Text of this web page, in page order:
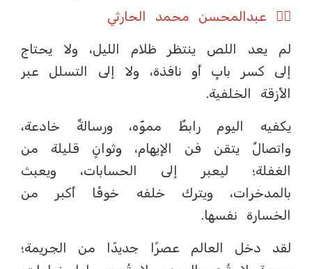
✍🏼 عبدالمحسن محمد الحارثي
لم يعد اللص ينتظر ظلام الليل، ولا يحتاج
إلى كسر بابٍ أو نافذة، ولا إلى التسلل عبر
الأزقة الخلفية.
يكفيه اليوم رابطٌ مموّه، ورسالةٌ خادعة،
واتصالٌ يتقن فن الإيهام، وثوانٍ قليلة من
الغفلة؛ ليعبر إلى الحسابات، ويعبث
بالمدخرات، ويترك خلفه خوفًا أكبر من
الخسارة نفسها.
لقد دخل العالم عصرًا جديدًا من الجريمة؛